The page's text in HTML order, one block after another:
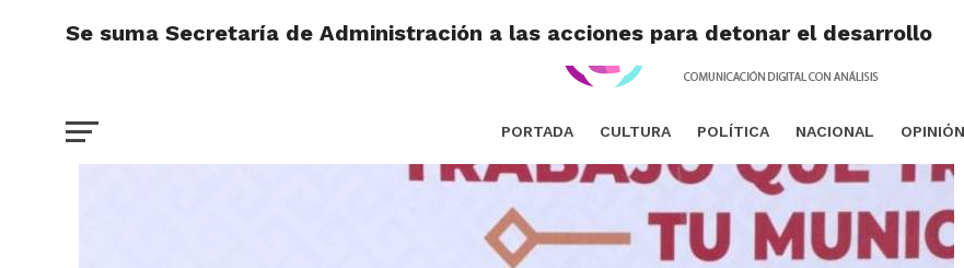
PORTADA CULTURA POLÍTICA NACIONAL OPINIÓN
Se suma Secretaría de Administración a las acciones para detonar el desarrollo